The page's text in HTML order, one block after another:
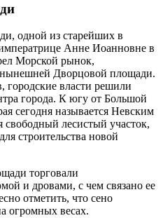
одной из старейших в
Анне Иоанновне в
Морской рынок,
Дворцовой площади.
городские власти решили
города. К югу от Большой
сегодня называется Невским
свободный лесистый участок,
строительства новой
торговали
и дровами, с чем связано ее
отметить, что сено
огромных весах.